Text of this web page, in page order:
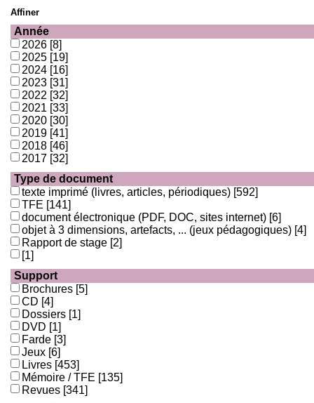
Affiner
Année
2026 [8]
2025 [19]
2024 [16]
2023 [31]
2022 [32]
2021 [33]
2020 [30]
2019 [41]
2018 [46]
2017 [32]
Type de document
texte imprimé (livres, articles, périodiques) [592]
TFE [141]
document électronique (PDF, DOC, sites internet) [6]
objet à 3 dimensions, artefacts, ... (jeux pédagogiques) [4]
Rapport de stage [2]
[1]
Support
Brochures [5]
CD [4]
Dossiers [1]
DVD [1]
Farde [3]
Jeux [6]
Livres [453]
Mémoire / TFE [135]
Revues [341]